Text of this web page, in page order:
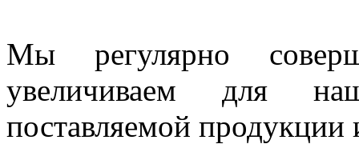
Мы регулярно
увеличиваем для
поставляемой продукции